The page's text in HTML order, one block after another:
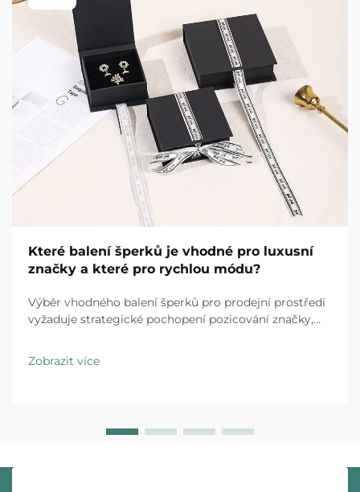
Které balení šperků je vhodné pro luxusní
značky a které pro rychlou módu?
Výběr vhodného balení šperků pro prodejní prostředí
vyžaduje strategické pochopení pozicování značky,
značky i obchodní řetězce specializující se na rychlou
módu působí v zásadně odlišných...
Zobrazit více